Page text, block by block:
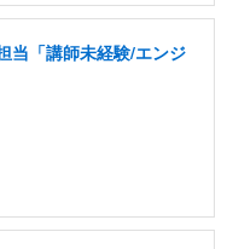
当「講師未経験/エンジ